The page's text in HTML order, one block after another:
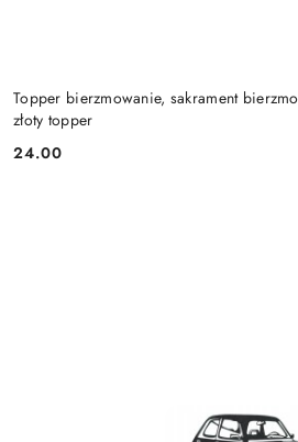
Topper bierzmowanie, sakrament
złoty topper
Cena:
24.00